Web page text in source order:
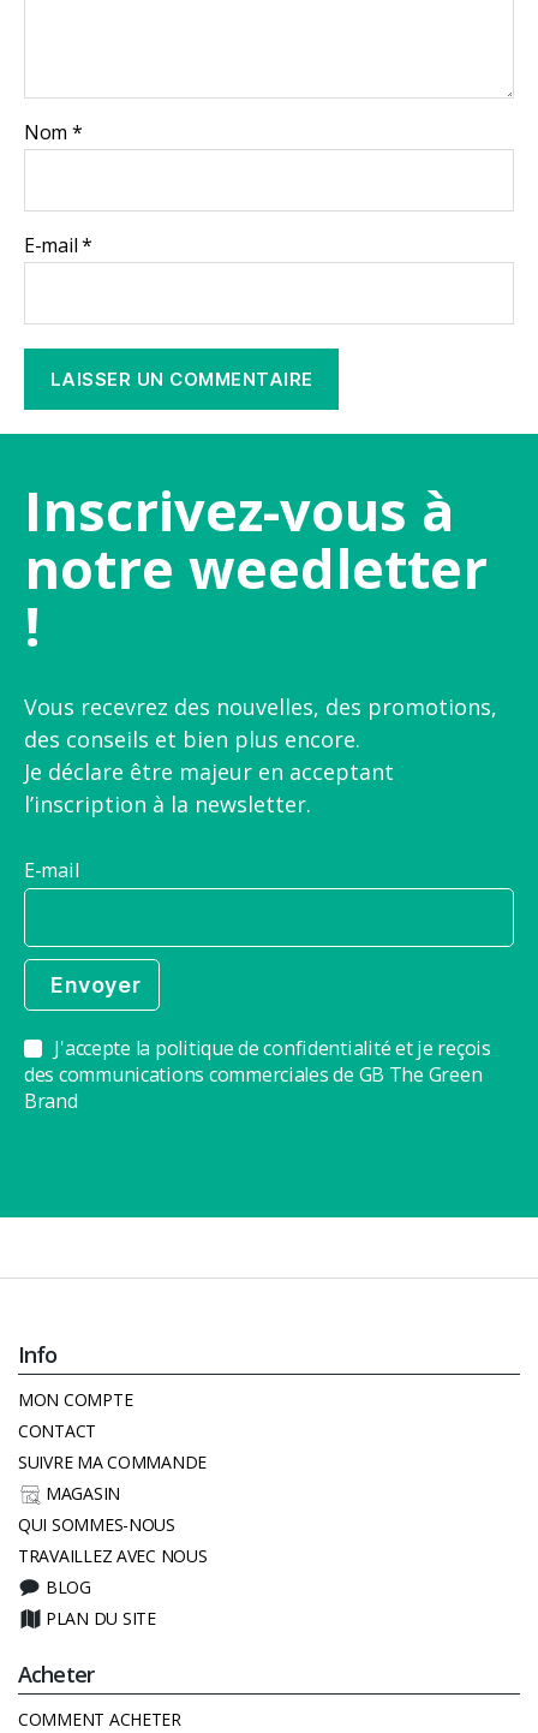
Nom *
E-mail*
Inscrivez-vous à
notre weedletter
!
Vous recevrez des nouvelles, des promotions,
des conseils et bien plus encore.
Je déclare être majeur en acceptant
l’inscription à la newsletter.
E-mail
J'accepte la politique de confidentialité et je reçois
des communications commerciales de GB The Green
Brand
Info
MON COMPTE
CONTACT
SUIVRE MA COMMANDE
MAGASIN
QUI SOMMES-NOUS
TRAVAILLEZ AVEC NOUS
BLOG
PLAN DU SITE
Acheter
COMMENT ACHETER